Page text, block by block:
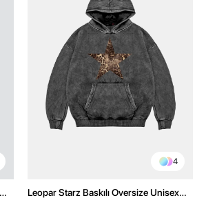
4
Leopar Starz Baskılı Oversize Unisex